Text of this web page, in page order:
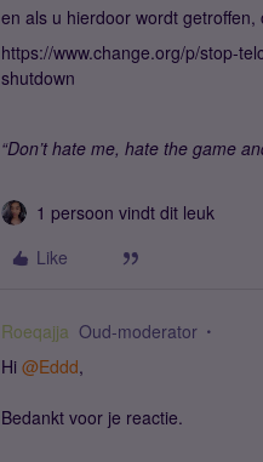
en als u hierdoor wordt
https://www.change.org/p/stop-
shutdown
“Don’t hate me, hate the game
1 persoon vindt dit leuk
Like
Roeqajja Oud-moderator
Hi ​ @Eddd,
Bedankt voor je reactie.